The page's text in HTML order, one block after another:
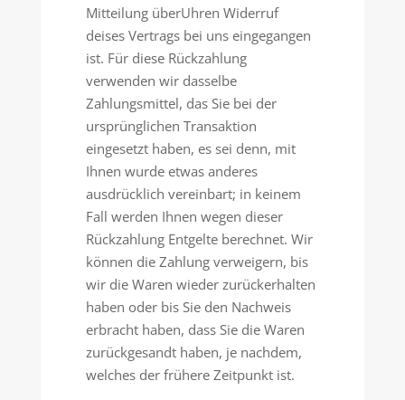
Mitteilung überUhren Widerruf
deises Vertrags bei uns eingegangen
ist. Für diese Rückzahlung
verwenden wir dasselbe
Zahlungsmittel, das Sie bei der
ursprünglichen Transaktion
eingesetzt haben, es sei denn, mit
Ihnen wurde etwas anderes
ausdrücklich vereinbart; in keinem
Fall werden Ihnen wegen dieser
Rückzahlung Entgelte berechnet. Wir
können die Zahlung verweigern, bis
wir die Waren wieder zurückerhalten
haben oder bis Sie den Nachweis
erbracht haben, dass Sie die Waren
zurückgesandt haben, je nachdem,
welches der frühere Zeitpunkt ist.